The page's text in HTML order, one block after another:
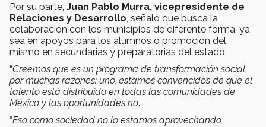
Por su parte, Juan Pablo Murra, vicepresidente de
Relaciones y Desarrollo , señaló que busca la
colaboración con los municipios de diferente forma, ya
sea en apoyos para los alumnos o promoción del
mismo en secundarias y preparatorias del estado.
“Creemos que es un programa de transformación social
por muchas razones: uno, estamos convencidos de que el
talento está distribuido en todas las comunidades de
México y las oportunidades no.
“Eso como sociedad no lo estamos aprovechando,